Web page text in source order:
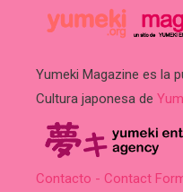
Yumeki Magazine es la
Cultura japonesa de
Contacto - Contact